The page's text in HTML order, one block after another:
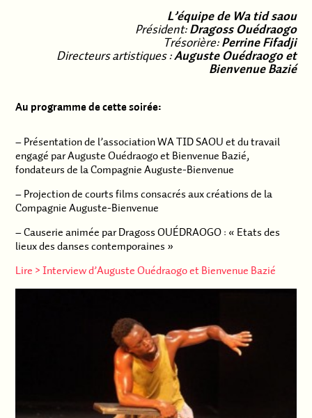
L’équipe de Wa tid saou
Président: Dragoss Ouédraogo
Trésorière: Perrine Fifadji
Directeurs artistiques :Auguste Ouédraogo et
Bienvenue Bazié
Au programme de cette soirée:
– Présentation de l’association WA TID SAOU et du travail
engagé par Auguste Ouédraogo et Bienvenue Bazié,
fondateurs de la Compagnie Auguste-Bienvenue
– Projection de courts films consacrés aux créations de la
Compagnie Auguste-Bienvenue
– Causerie animée par Dragoss OUÉDRAOGO : « Etats des
lieux des danses contemporaines »
Lire > Interview d’Auguste Ouédraogo et Bienvenue Bazié